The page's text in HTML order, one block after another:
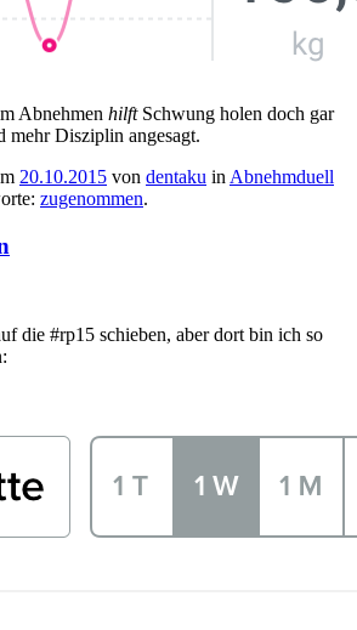
Abnehmen hilftSchwung holen doch gar
mehr Disziplin angesagt.
20.10.2015 von dentaku in Abnehmduell
zugenommen.
die #rp15 schieben, aber dort bin ich so